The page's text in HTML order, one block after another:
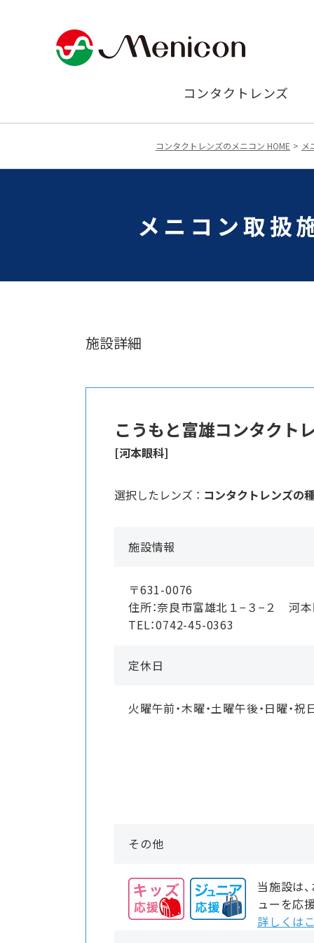
コンタクトレンズ
コンタクトレンズのメニコン HOME メ
メニコン取扱
施設詳細
こうもと富雄コンタクト
[河本眼科]
選択したレンズ ： コンタクトレンズの
施設情報
〒631-0076
住所：奈良市富雄北１−３−２ 河
TEL：0742-45-0363
定休日
火曜午前・木曜・土曜午後・日曜・祝
その他
当施設は
ューを応
詳しくは